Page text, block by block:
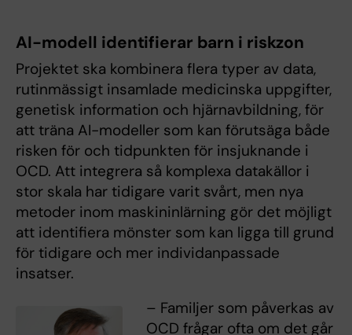
AI-modell identifierar barn i riskzon
Projektet ska kombinera flera typer av data,
rutinmässigt insamlade medicinska uppgifter,
genetisk information och hjärnavbildning, för
att träna AI-modeller som kan förutsäga både
risken för och tidpunkten för insjuknande i
OCD. Att integrera så komplexa datakällor i
stor skala har tidigare varit svårt, men nya
metoder inom maskininlärning gör det möjligt
att identifiera mönster som kan ligga till grund
för tidigare och mer individanpassade
insatser.
– Familjer som påverkas av
OCD frågar ofta om det går